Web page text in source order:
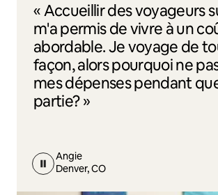
« Accueillir des voyageurs
m'a permis de vivre à un
abordable. Je voyage de
façon, alors pourquoi ne
mes dépenses pendant
partie? »
Angie
Denver, CO